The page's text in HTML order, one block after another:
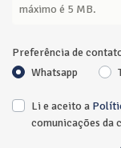
máximo é 5 MB.
Preferência de
Whatsapp
Li e aceito a
comunicações da